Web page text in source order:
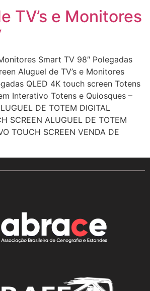
TV’s e Monitores
Smart TV 98″ Polegadas
Aluguel de TV’s e Monitores
QLED 4K touch screen Totens
Interativo Totens e Quiosques –
DE TOTEM DIGITAL
SCREEN ALUGUEL DE TOTEM
TOUCH SCREEN VENDA DE